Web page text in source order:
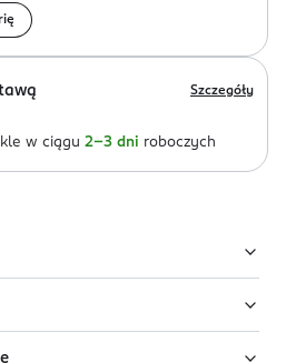
Szczegóły
w ciągu 2-3 dni roboczych
do twarzy e.l.f.
w odcieniu